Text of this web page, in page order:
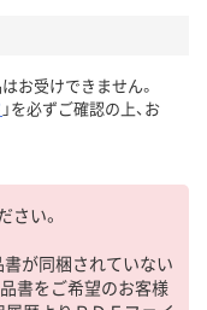
お受けできません。
」を必ずご確認の上、お
さい。
書が同梱されていない
書をご希望のお客様